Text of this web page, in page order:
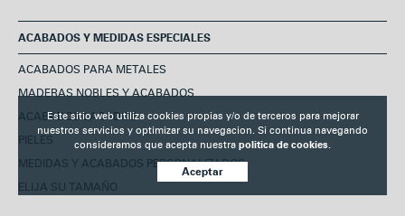
ACABADOS Y MEDIDAS ESPECIALES
ACABADOS PARA METALES
MADERAS NOBLES Y ACABADOS
ACABADOS LACADOS
PIELES
MEDIDAS Y ACABADOS PERSONALIZADOS
ELIJA SU TAMAÑO
Este sitio web utiliza cookies propias y/o de terceros para mejorar
nuestros servicios y optimizar su navegacion. Si continua navegando
consideramos que acepta nuestra politica de cookies.
Aceptar